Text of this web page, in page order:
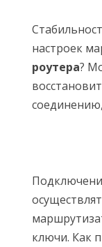
настроек
роутера?
ключи. Как